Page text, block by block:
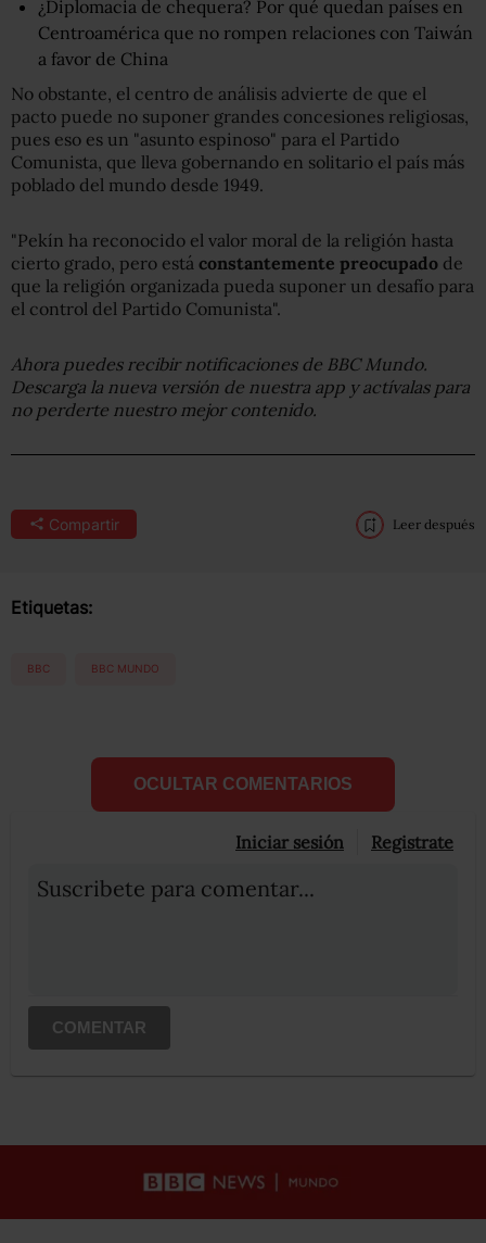
¿Diplomacia de chequera? Por qué quedan países en
Centroamérica que no rompen relaciones con Taiwán
a favor de China
No obstante, el centro de análisis advierte de que el
pacto puede no suponer grandes concesiones religiosas,
pues eso es un "asunto espinoso" para el Partido
Comunista, que lleva gobernando en solitario el país más
poblado del mundo desde 1949.
"Pekín ha reconocido el valor moral de la religión hasta
cierto grado, pero está constantemente preocupado de
que la religión organizada pueda suponer un desafío para
el control del Partido Comunista".
Ahora puedes recibir notificaciones de BBC Mundo.
Descarga la nueva versión de nuestra app y actívalas para
no perderte nuestro mejor contenido.
Compartir Leer después
Etiquetas:
BBC BBC MUNDO
OCULTAR COMENTARIOS
Iniciar sesión Registrate
Suscribete para comentar...
COMENTAR